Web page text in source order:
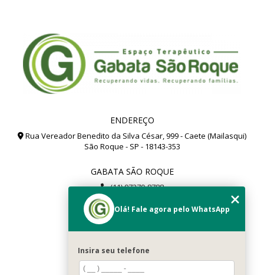
ENDEREÇO
Rua Vereador Benedito da Silva César, 999 - Caete (Mailasqui)
São Roque - SP - 18143-353
GABATA SÃO ROQUE
(11) 97279-8788
(11) 99112-8504
gabata@gabata.com.br
Home
Olá! Fale agora pelo WhatsApp
Insira seu telefone